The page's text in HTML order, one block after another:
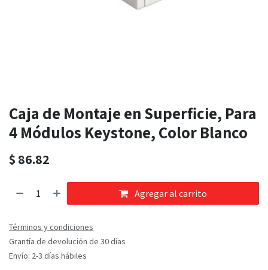
Caja de Montaje en Superficie, Para
4 Módulos Keystone, Color Blanco
$ 86.82
Agregar al carrito
Términos y condiciones
Grantía de devolución de 30 días
Envío: 2-3 días hábiles